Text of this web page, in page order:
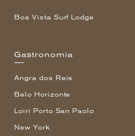
Boa Vista Surf Lodge
Gastronomia
Angra dos Reis
Belo Horizonte
Loiri Porto San Paolo
New York